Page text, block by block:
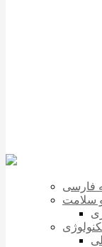
فارسی
سلامت